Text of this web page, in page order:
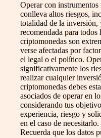
Operar con
conlleva altos riesgos,
totalidad de la inversión,
recomendada para
criptomonedas son
verse afectadas por
el legal o el político.
significativamente los
realizar cualquier
criptomonedas debes
asociados de operar en
considerando tus
experiencia, riesgo y
en el caso de necesitarlo.
Recuerda que los datos